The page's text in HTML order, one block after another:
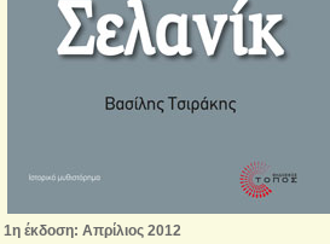
1η έκδοση: Απρίλιος 2012